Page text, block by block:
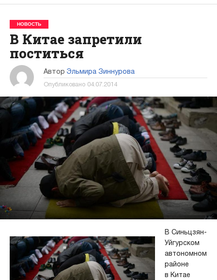
НОВОСТЬ
В Китае запретили
поститься
Автор Эльмира Зиннурова
Опубликовано 04.07.2014
В Синьцзян-
Уйгурском
автономном
районе
в Китае